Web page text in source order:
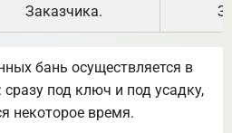
Заказчика.
бань осуществляется в
сразу под ключ и под усадку,
некоторое время.